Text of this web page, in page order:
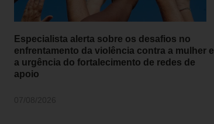
Especialista alerta sobre os desafios no
enfrentamento da violência contra a mulher e
a urgência do fortalecimento de redes de
apoio